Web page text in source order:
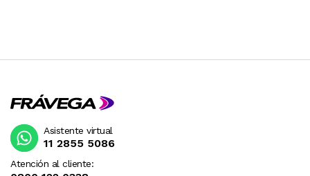
Atención al cliente:
Asistente virtual
11 2855 5086